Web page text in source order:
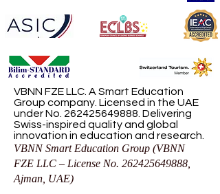
VBNN FZE LLC. A Smart Education
Group company. Licensed in the UAE
under No.262425649888. Delivering
Swiss-inspired quality and global
innovation in education and research.
VBNN Smart Education Group (VBNN
FZE LLC – License No.